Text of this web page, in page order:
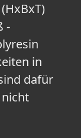
-
in
dafür